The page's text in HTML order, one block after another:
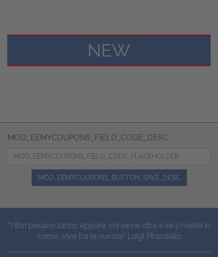
NEW
MOD_EEMYCOUPONS_FIELD_CODE_DESC
MOD_EEMYCOUPONS_BUTTON_SAVE_DESC
“I libri pesano tanto: eppure, chi se ne ciba e se li mette in
corpo, vive tra le nuvole” Luigi Pirandello